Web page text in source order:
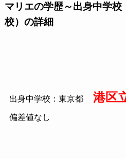
マリエの学歴～出身中学校
校）の詳細
出身中学校：東京都 港区
偏差値なし